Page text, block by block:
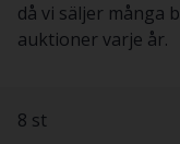
då vi säljer många
auktioner varje år.
8 st